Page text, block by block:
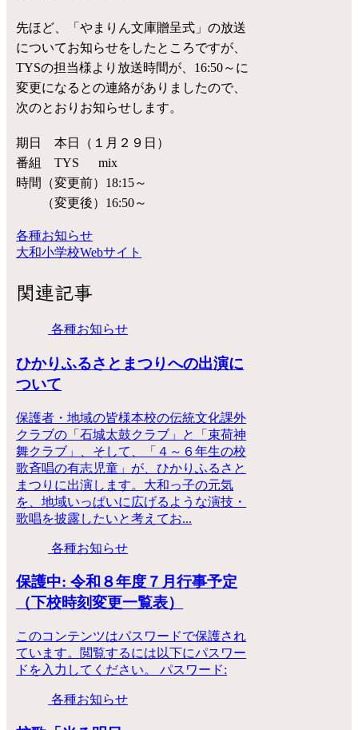
先ほど、「やまりん文庫贈呈式」の放送
についてお知らせをしたところですが、
TYSの担当様より放送時間が、16:50～に
変更になるとの連絡がありましたので、
次のとおりお知らせします。
期日 本日（１月２９日）
番組 TYS mix
時間（変更前）18:15～
（変更後）16:50～
各種お知らせ
大和小学校Webサイト
関連記事
各種お知らせ
ひかりふるさとまつりへの出演に
ついて
保護者・地域の皆様本校の伝統文化課外
クラブの「石城太鼓クラブ」と「束荷神
舞クラブ」、そして、「４～６年生の校
歌斉唱の有志児童」が、ひかりふるさと
まつりに出演します。大和っ子の元気
を、地域いっぱいに広げるような演技・
歌唱を披露したいと考えてお...
各種お知らせ
保護中: 令和８年度７月行事予定
（下校時刻変更一覧表）
このコンテンツはパスワードで保護され
ています。閲覧するには以下にパスワー
ドを入力してください。 パスワード:
各種お知らせ